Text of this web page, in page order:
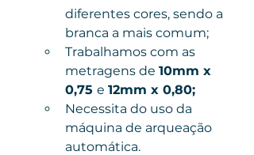
diferentes cores, sendo a
branca a mais comum;
Trabalhamos com as
metragens de 10mm x
0,75 e 12mm x 0,80;
Necessita do uso da
máquina de arqueação
automática.